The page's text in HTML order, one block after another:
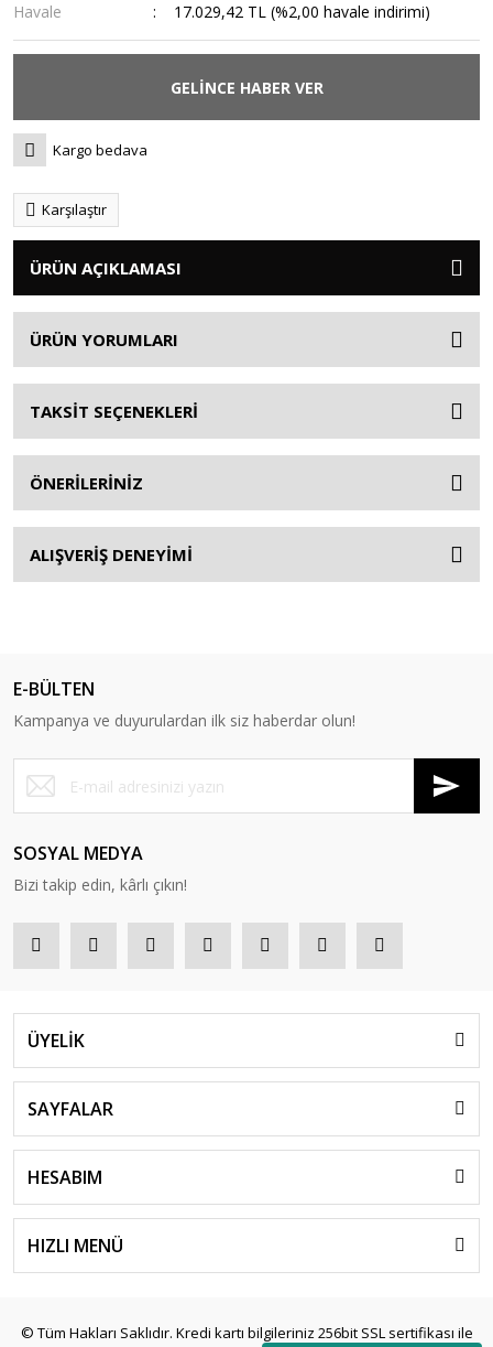
Havale
17.029,42 TL (%2,00 havale indirimi)
GELİNCE HABER VER
Kargo bedava
Karşılaştır
ÜRÜN AÇIKLAMASI
ÜRÜN YORUMLARI
TAKSİT SEÇENEKLERİ
ÖNERİLERİNİZ
ALIŞVERİŞ DENEYİMİ
E-BÜLTEN
Kampanya ve duyurulardan ilk siz haberdar olun!
SOSYAL MEDYA
Bizi takip edin, kârlı çıkın!
ÜYELİK
SAYFALAR
HESABIM
HIZLI MENÜ
© Tüm Hakları Saklıdır. Kredi kartı bilgileriniz 256bit SSL sertifikası ile